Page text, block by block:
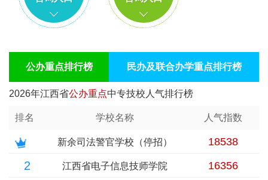
公办重点排行榜 民办及联合办学重点排行榜
2026年江西省公办重点中专技校人气排行榜
排名 学校名称 人气指数
新余司法警官学校（停招） 18538
2 江西省电子信息技师学院 16356